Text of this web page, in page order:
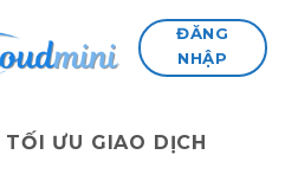
ĐĂNG
NHẬP
TỐI ƯU GIAO DỊCH